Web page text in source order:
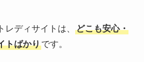
ディサイトは、 どこも安心・
トばかりです。